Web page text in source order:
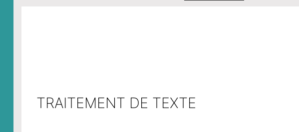
TRAITEMENT DE TEXTE